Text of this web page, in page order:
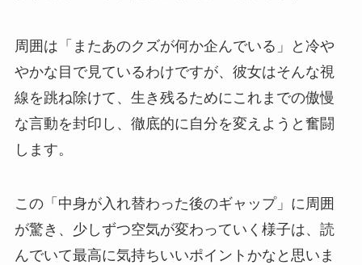
周囲は「またあのクズが何か企んでいる」と冷や
やかな目で見ているわけですが、彼女はそんな視
線を跳ね除けて、生き残るためにこれまでの傲慢
な言動を封印し、徹底的に自分を変えようと奮闘
します。
この「中身が入れ替わった後のギャップ」に周囲
が驚き、少しずつ空気が変わっていく様子は、読
んでいて最高に気持ちいいポイントかなと思いま